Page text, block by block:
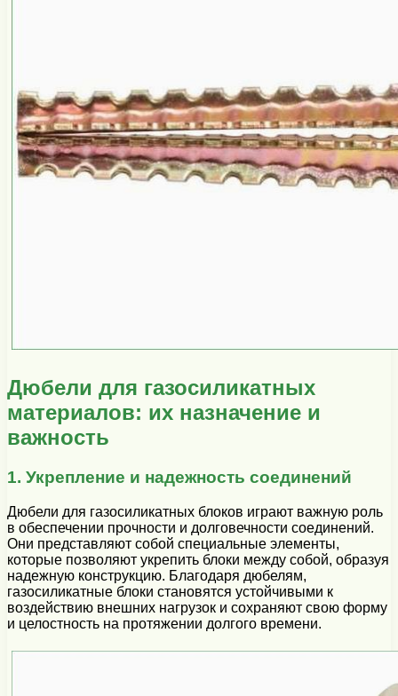
Дюбели для газосиликатных
материалов: их назначение и
важность
1. Укрепление и надежность соединений
Дюбели для газосиликатных блоков играют важную роль
в обеспечении прочности и долговечности соединений.
Они представляют собой специальные элементы,
которые позволяют укрепить блоки между собой, образуя
надежную конструкцию. Благодаря дюбелям,
газосиликатные блоки становятся устойчивыми к
воздействию внешних нагрузок и сохраняют свою форму
и целостность на протяжении долгого времени.